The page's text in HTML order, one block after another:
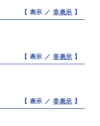
【 表示 ／ 非表示 】
【 表示 ／ 非表示 】
【 表示 ／ 非表示 】